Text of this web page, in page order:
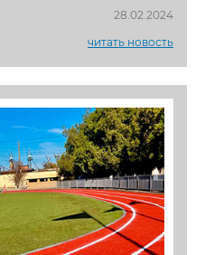
28.02.2024
читать новость